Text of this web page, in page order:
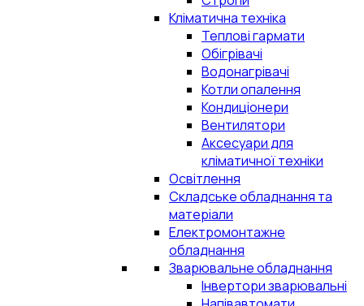
Кліматична техніка
Теплові гармати
Обігрівачі
Водонагрівачі
Котли опалення
Кондиціонери
Вентилятори
Аксесуари для
кліматичної техніки
Освітлення
Складське обладнання та
матеріали
Електромонтажне
обладнання
Зварювальне обладнання
Інвертори зварювальні